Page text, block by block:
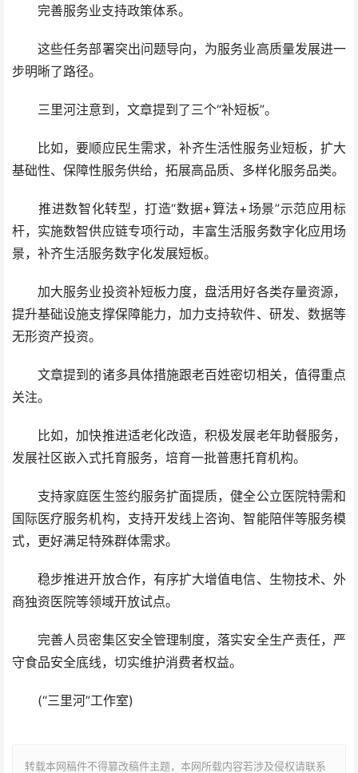
完善服务业支持政策体系。
这些任务部署突出问题导向，为服务业高质量发展进一
步明晰了路径。
三里河注意到，文章提到了三个“补短板”。
比如，要顺应民生需求，补齐生活性服务业短板，扩大
基础性、保障性服务供给，拓展高品质、多样化服务品类。
推进数智化转型，打造“数据+算法+场景”示范应用标
杆，实施数智供应链专项行动，丰富生活服务数字化应用场
景，补齐生活服务数字化发展短板。
加大服务业投资补短板力度，盘活用好各类存量资源，
提升基础设施支撑保障能力，加力支持软件、研发、数据等
无形资产投资。
文章提到的诸多具体措施跟老百姓密切相关，值得重点
关注。
比如，加快推进适老化改造，积极发展老年助餐服务，
发展社区嵌入式托育服务，培育一批普惠托育机构。
支持家庭医生签约服务扩面提质，健全公立医院特需和
国际医疗服务机构，支持开发线上咨询、智能陪伴等服务模
式，更好满足特殊群体需求。
稳步推进开放合作，有序扩大增值电信、生物技术、外
商独资医院等领域开放试点。
完善人员密集区安全管理制度，落实安全生产责任，严
守食品安全底线，切实维护消费者权益。
(“三里河”工作室)
转载本网稿件不得篡改稿件主题，本网所载内容若涉及侵权请联系